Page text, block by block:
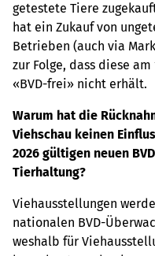
getestete Tiere
hat ein Zukauf von
Betrieben (auch via
zur Folge, dass diese
«BVD-frei» nicht erhält.
Warum hat die
Viehschau keinen
2026 gültigen neuen
Tierhaltung?
Viehausstellungen
nationalen BVD-
weshalb für